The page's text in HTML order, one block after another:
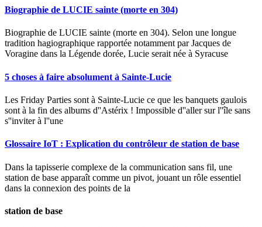
Biographie de LUCIE sainte (morte en 304)
Biographie de LUCIE sainte (morte en 304). Selon une longue
tradition hagiographique rapportée notamment par Jacques de
Voragine dans la Légende dorée, Lucie serait née à Syracuse
5 choses à faire absolument à Sainte-Lucie
Les Friday Parties sont à Sainte-Lucie ce que les banquets gaulois
sont à la fin des albums d''Astérix ! Impossible d''aller sur l''île sans
s''inviter à l''une
Glossaire IoT : Explication du contrôleur de station de base
Dans la tapisserie complexe de la communication sans fil, une
station de base apparaît comme un pivot, jouant un rôle essentiel
dans la connexion des points de la
station de base